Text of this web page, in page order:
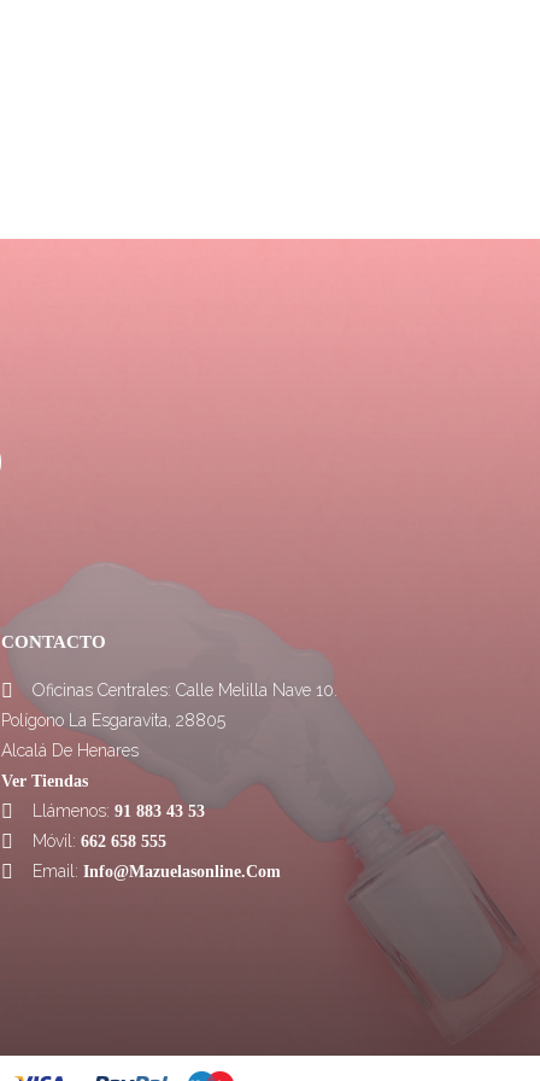
CONTACTO

Oficinas Centrales: Calle Melilla Nave 10.
Polígono La Esgaravita, 28805
Alcalá De Henares
Ver Tiendas
 Llámenos: 91 883 43 53
 Móvil: 662 658 555
 Email: Info@mazuelasonline.com